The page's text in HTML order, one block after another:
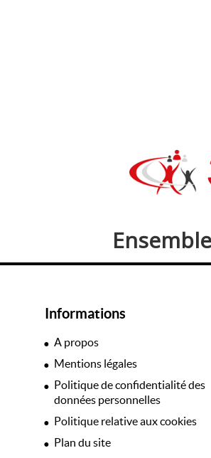
Informations
A propos
Mentions légales
Politique de confidentialité des
données personnelles
Politique relative aux cookies
Plan du site